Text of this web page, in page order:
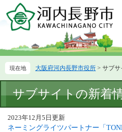
ー
先
す。
ニ
を
し
大阪府河内長野市役所 > サブサ
文
サブサイトの新着
ネーミングライツパートナー「
2023年12月5日更新